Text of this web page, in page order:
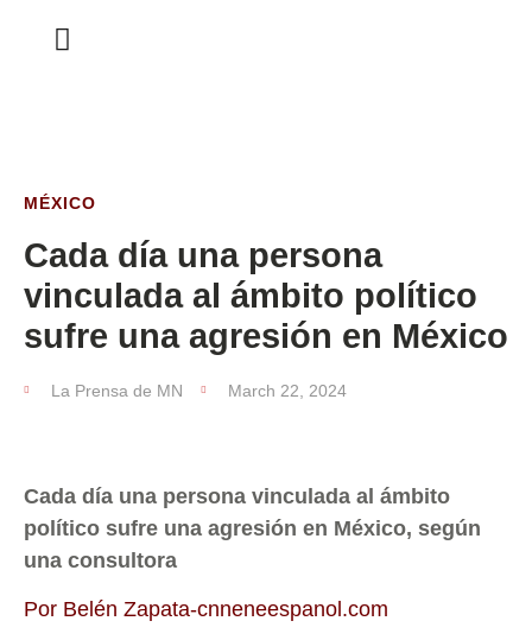
MÉXICO
Cada día una persona
vinculada al ámbito político
sufre una agresión en México
La Prensa de MN March 22, 2024
Cada día una persona vinculada al ámbito
político sufre una agresión en México, según
una consultora
Por Belén Zapata-cnneneespanol.com